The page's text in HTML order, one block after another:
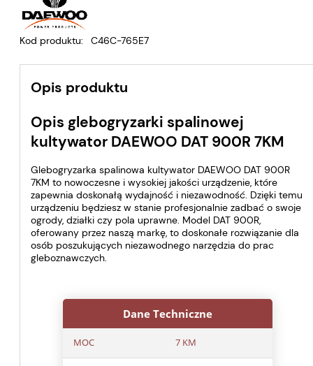
Kod produktu: C46C-765E7
Opis produktu
Opis glebogryzarki spalinowej
kultywator DAEWOO DAT 900R 7KM
Glebogryzarka spalinowa kultywator DAEWOO DAT 900R
7KM to nowoczesne i wysokiej jakości urządzenie, które
zapewnia doskonałą wydajność i niezawodność. Dzięki temu
urządzeniu będziesz w stanie profesjonalnie zadbać o swoje
ogrody, działki czy pola uprawne. Model DAT 900R,
oferowany przez naszą markę, to doskonałe rozwiązanie dla
osób poszukujących niezawodnego narzędzia do prac
gleboznawczych.
Dane Techniczne
MOC 7 KM